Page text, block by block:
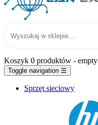
Koszyk 0 produktów - empty
Toggle navigation ☰
Sprzęt sieciowy